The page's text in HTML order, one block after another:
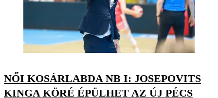
NŐI KOSÁRLABDA NB I: JOSEPOVITS
KINGA KÖRÉ ÉPÜLHET AZ ÚJ PÉCS